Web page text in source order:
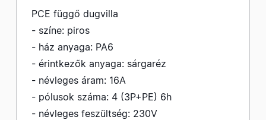
PCE függő dugvilla
- színe: piros
- ház anyaga: PA6
- érintkezők anyaga: sárgaréz
- névleges áram: 16A
- pólusok száma: 4 (3P+PE) 6h
- névleges feszültség: 230V